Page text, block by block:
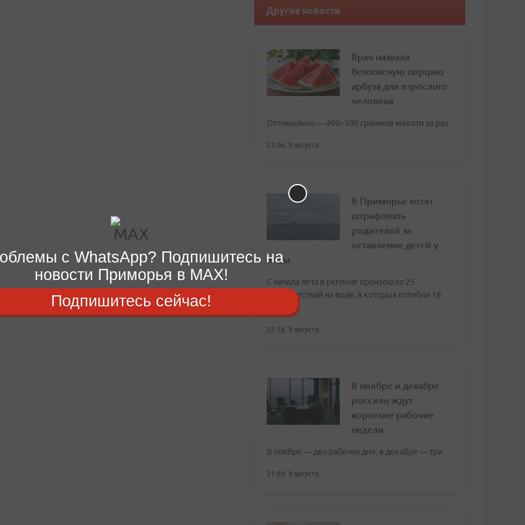
Другие новости
Врач назвала
безопасную порцию
арбуза для взрослого
человека
Оптимально — 400–500 граммов мякоти за раз
23:06, 9 августа
В Приморье хотят
штрафовать
родителей за
оставление детей у
воды
С начала лета в регионе произошло 25
происшествий на воде, в которых погибли 18
человек
22:18, 9 августа
В ноябре и декабре
россиян ждут
короткие рабочие
недели
В ноябре — два рабочих дня, в декабре — три
21:09, 9 августа
с WhatsApp? Подпишитесь на
новости Приморья в MAX!
Подпишитесь сейчас!